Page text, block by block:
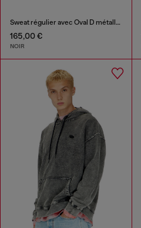
Sweat régulier avec Oval D métallique
165,00 €
NOIR